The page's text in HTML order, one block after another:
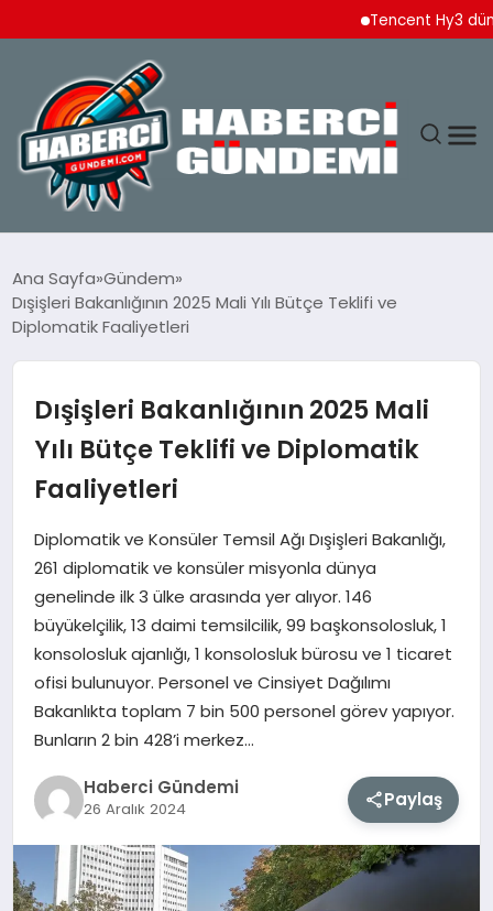
Tencent Hy3 dünya
YAŞAM
EKONOMI
DÜNYA
MAGAZIN
EĞITIM
SAĞLIK
TEKNOLOJI
Ana Sayfa Gündem
Dışişleri Bakanlığının 2025 Mali Yılı Bütçe Teklifi ve
Diplomatik Faaliyetleri
Dışişleri Bakanlığının 2025 Mali
Yılı Bütçe Teklifi ve Diplomatik
Faaliyetleri
Diplomatik ve Konsüler Temsil Ağı Dışişleri Bakanlığı,
261 diplomatik ve konsüler misyonla dünya
genelinde ilk 3 ülke arasında yer alıyor. 146
büyükelçilik, 13 daimi temsilcilik, 99 başkonsolosluk, 1
konsolosluk ajanlığı, 1 konsolosluk bürosu ve 1 ticaret
ofisi bulunuyor. Personel ve Cinsiyet Dağılımı
Bakanlıkta toplam 7 bin 500 personel görev yapıyor.
Bunların 2 bin 428’i merkez…
Haberci Gündemi
26 Aralık 2024 Paylaş